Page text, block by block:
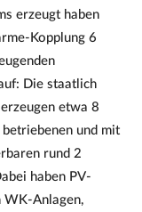
erzeugt haben
Kopplung 6
Die staatlich
etwa 8
und mit
rund 2
haben PV-
WK-Anlagen,